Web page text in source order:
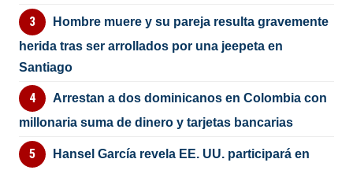
Hombre muere y su pareja resulta gravemente
herida tras ser arrollados por una jeepeta en
Santiago
Arrestan a dos dominicanos en Colombia con
millonaria suma de dinero y tarjetas bancarias
Hansel García revela EE. UU. participará en